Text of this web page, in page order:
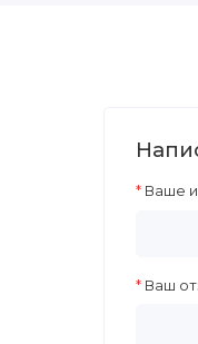
Ваше
Ваш